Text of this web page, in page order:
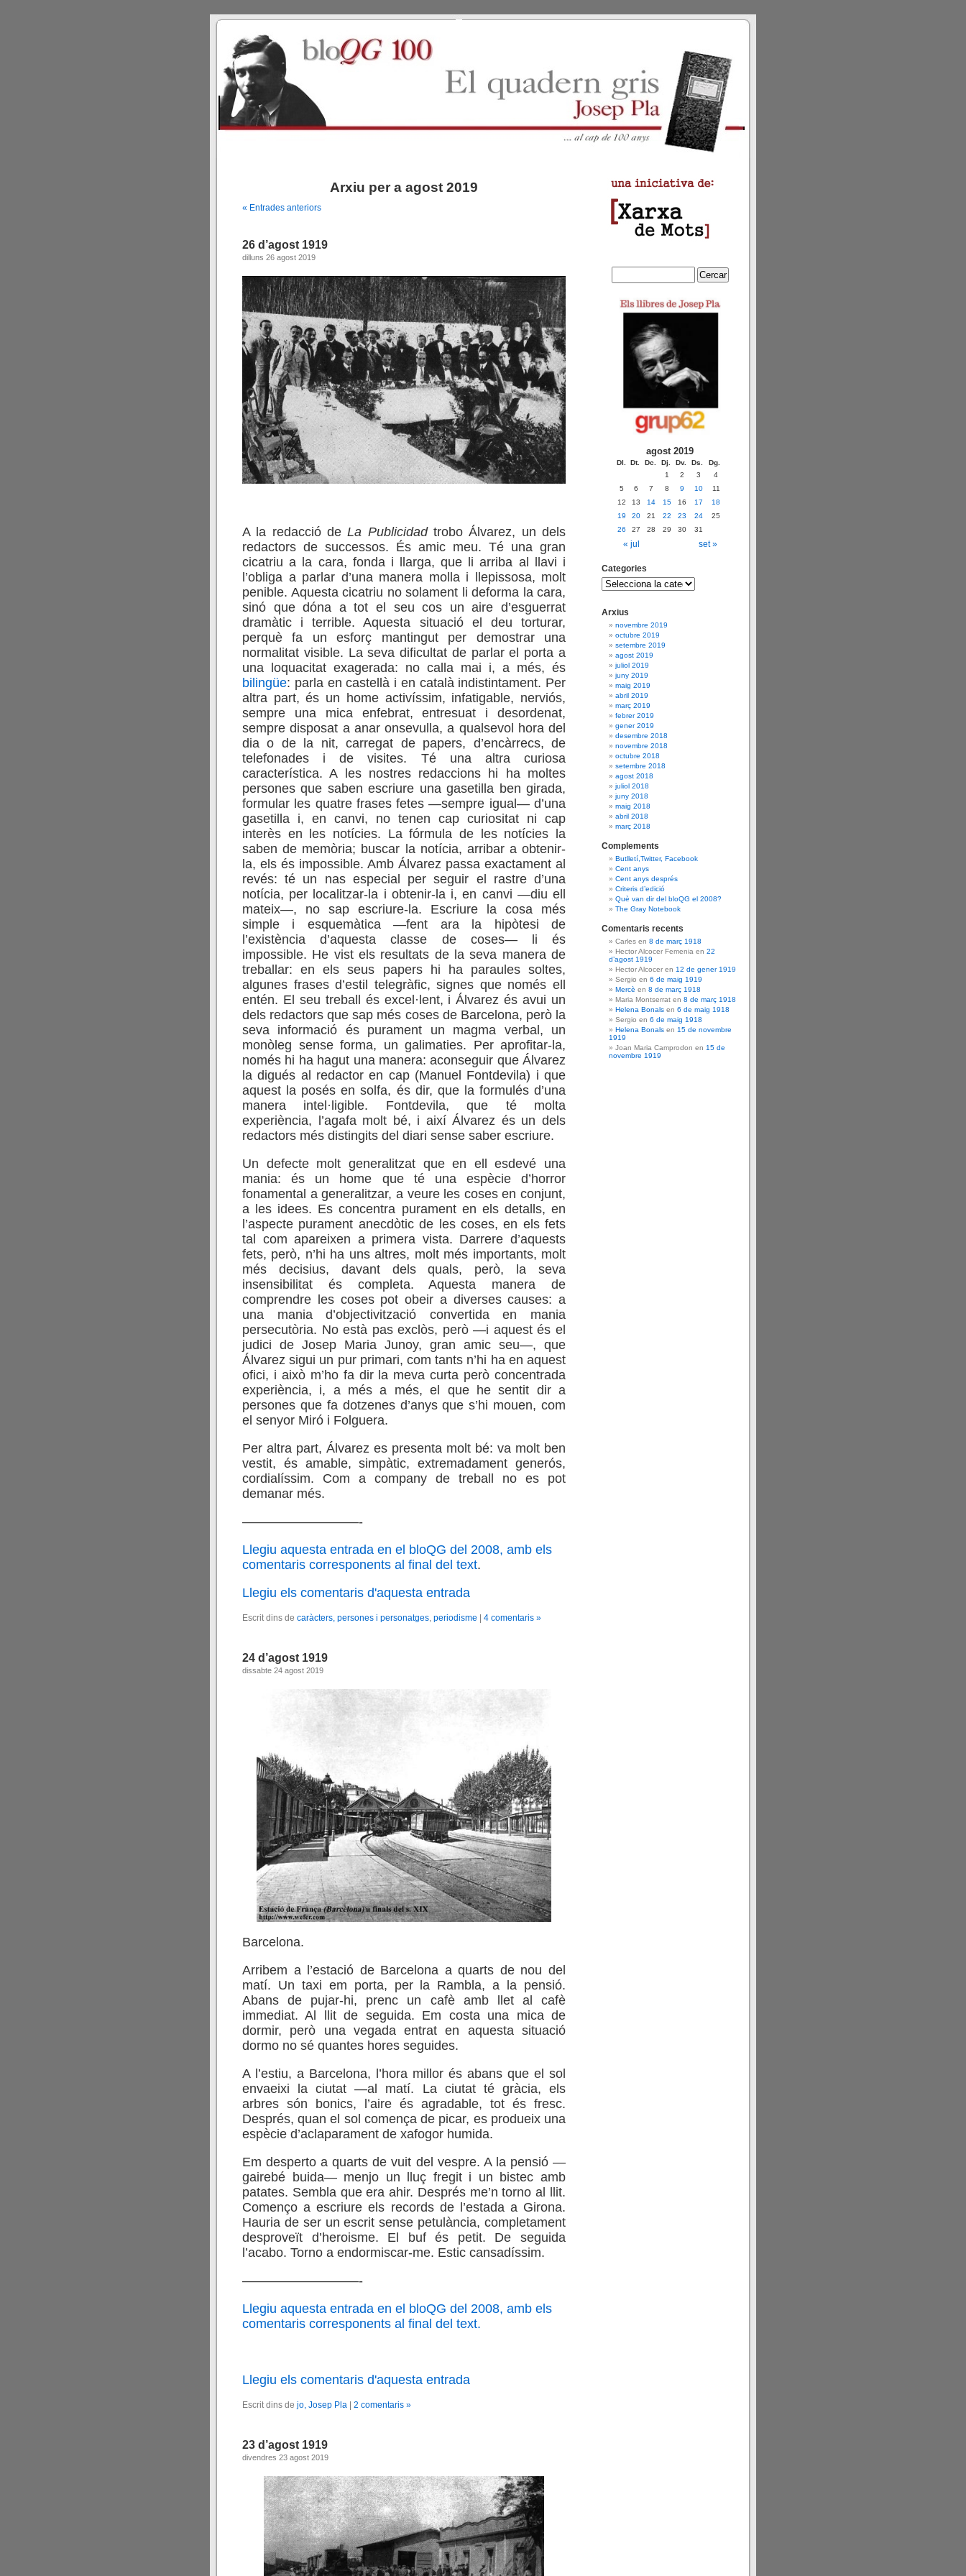
Arxiu per a agost 2019
« Entrades anteriors
26 d’agost 1919
dilluns 26 agost 2019
A la redacció deLa Publicidadtrobo Álvarez, un dels
redactors de successos. És amic meu. Té una gran
cicatriu a la cara, fonda i llarga, que li arriba al llavi i
l’obliga a parlar d’una manera molla i llepissosa, molt
penible. Aquesta cicatriu no solament li deforma la cara,
sinó que dóna a tot el seu cos un aire d’esguerrat
dramàtic i terrible. Aquesta situació el deu torturar,
perquè fa un esforç mantingut per demostrar una
normalitat visible. La seva dificultat de parlar el porta a
una loquacitat exagerada: no calla mai i, a més, és
bilingüe: parla en castellà i en català indistintament. Per
altra part, és un home activíssim, infatigable, nerviós,
sempre una mica enfebrat, entresuat i desordenat,
sempre disposat a anar onsevulla, a qualsevol hora del
dia o de la nit, carregat de papers, d’encàrrecs, de
telefonades i de visites. Té una altra curiosa
característica. A les nostres redaccions hi ha moltes
persones que saben escriure una gasetilla ben girada,
formular les quatre frases fetes —sempre igual— d’una
gasetilla i, en canvi, no tenen cap curiositat ni cap
interès en les notícies. La fórmula de les notícies la
saben de memòria; buscar la notícia, arribar a obtenir-
la, els és impossible. Amb Álvarez passa exactament al
revés: té un nas especial per seguir el rastre d’una
notícia, per localitzar-la i obtenir-la i, en canvi —diu ell
mateix—, no sap escriure-la. Escriure la cosa més
simple i esquemàtica —fent ara la hipòtesi de
l’existència d’aquesta classe de coses— li és
impossible. He vist els resultats de la seva manera de
treballar: en els seus papers hi ha paraules soltes,
algunes frases d’estil telegràfic, signes que només ell
entén. El seu treball és excel·lent, i Álvarez és avui un
dels redactors que sap més coses de Barcelona, però la
seva informació és purament un magma verbal, un
monòleg sense forma, un galimaties. Per aprofitar-la,
només hi ha hagut una manera: aconseguir que Álvarez
la digués al redactor en cap (Manuel Fontdevila) i que
aquest la posés en solfa, és dir, que la formulés d’una
manera intel·ligible. Fontdevila, que té molta
experiència, l’agafa molt bé, i així Álvarez és un dels
redactors més distingits del diari sense saber escriure.
Un defecte molt generalitzat que en ell esdevé una
mania: és un home que té una espècie d’horror
fonamental a generalitzar, a veure les coses en conjunt,
a les idees. Es concentra purament en els detalls, en
l’aspecte purament anecdòtic de les coses, en els fets
tal com apareixen a primera vista. Darrere d’aquests
fets, però, n’hi ha uns altres, molt més importants, molt
més decisius, davant dels quals, però, la seva
insensibilitat és completa. Aquesta manera de
comprendre les coses pot obeir a diverses causes: a
una mania d’objectivització convertida en mania
persecutòria. No està pas exclòs, però —i aquest és el
judici de Josep Maria Junoy, gran amic seu—, que
Álvarez sigui un pur primari, com tants n’hi ha en aquest
ofici, i això m’ho fa dir la meva curta però concentrada
experiència, i, a més a més, el que he sentit dir a
persones que fa dotzenes d’anys que s’hi mouen, com
el senyor Miró i Folguera.
Per altra part, Álvarez es presenta molt bé: va molt ben
vestit, és amable, simpàtic, extremadament generós,
cordialíssim. Com a company de treball no es pot
demanar més.
—————————-
Llegiu aquesta entrada en el bloQG del 2008, amb els
comentaris corresponents al final del text.
Llegiu els comentaris d'aquesta entrada
Escrit dins de caràcters, persones i personatges, periodisme 4 comentaris »
24 d’agost 1919
dissabte 24 agost 2019
Barcelona.
Arribem a l’estació de Barcelona a quarts de nou del
matí. Un taxi em porta, per la Rambla, a la pensió.
Abans de pujar-hi, prenc un cafè amb llet al cafè
immediat. Al llit de seguida. Em costa una mica de
dormir, però una vegada entrat en aquesta situació
dormo no sé quantes hores seguides.
A l’estiu, a Barcelona, l’hora millor és abans que el sol
envaeixi la ciutat —al matí. La ciutat té gràcia, els
arbres són bonics, l’aire és agradable, tot és fresc.
Després, quan el sol comença de picar, es produeix una
espècie d’aclaparament de xafogor humida.
Em desperto a quarts de vuit del vespre. A la pensió —
gairebé buida— menjo un lluç fregit i un bistec amb
patates. Sembla que era ahir. Després me’n torno al llit.
Començo a escriure els records de l’estada a Girona.
Hauria de ser un escrit sense petulància, completament
desproveït d’heroisme. El buf és petit. De seguida
l’acabo. Torno a endormiscar-me. Estic cansadíssim.
—————————-
Llegiu aquesta entrada en el bloQG del 2008, amb els
comentaris corresponents al final del text.
Llegiu els comentaris d'aquesta entrada
Escrit dins de jo, Josep Pla 2 comentaris »
23 d’agost 1919
divendres 23 agost 2019
agost 2019
Dl. Dt. Dc. Dj. Dv. Ds. Dg.
« jul set »
1 2 3
4
5
6 7 8 9 10
11
12
13 14 15 16 17
18
19
20 21 22 23 24
25
26
27 28 29 30 31
Categories
Arxius
novembre 2019
octubre 2019
setembre 2019
agost 2019
juliol 2019
juny 2019
maig 2019
abril 2019
març 2019
febrer 2019
gener 2019
desembre 2018
novembre 2018
octubre 2018
setembre 2018
agost 2018
juliol 2018
juny 2018
maig 2018
abril 2018
març 2018
Complements
Butlletí,Twitter, Facebook
Cent anys
Cent anys després
Criteris d’edició
Què van dir del bloQG el 2008?
The Gray Notebook
Comentaris recents
Carles en 8 de març 1918
Hector Alcocer Femenia en 22
d’agost 1919
Hector Alcocer en 12 de gener 1919
Sergio en 6 de maig 1919
Mercè en 8 de març 1918
Maria Montserrat en 8 de març 1918
Helena Bonals en 6 de maig 1918
Sergio en 6 de maig 1918
Helena Bonals en 15 de novembre
1919
Joan Maria Camprodon en 15 de
novembre 1919